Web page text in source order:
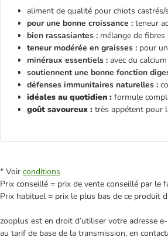
aliment de qualité pour chiots
pour une bonne croissance : teneur
bien rassasiantes : mélange de
teneur modérée en graisses : pour
minéraux essentiels : avec du
soutiennent une bonne fonction
défenses immunitaires naturelles :
idéales au quotidien : formule
goût savoureux : très appétent pour
* Voir conditions
Prix conseillé = prix de vente conseillé par le
Prix habituel = prix le plus bas de ce produit
zooplus est en droit d’utiliser votre adresse
au tarif de base de la transmission, en